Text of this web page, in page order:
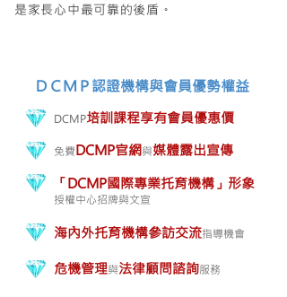
是家長心中最可靠的後盾。
ＤＣＭＰ認證機構與會員優勢權益
DCMP培訓課程享有會員優惠價
免費DCMP官網與媒體露出宣傳
「DCMP國際專業托育機構」形象
授權中心招牌與文宣
海內外托育機構參訪交流指導機會
危機管理與法律顧問諮詢服務